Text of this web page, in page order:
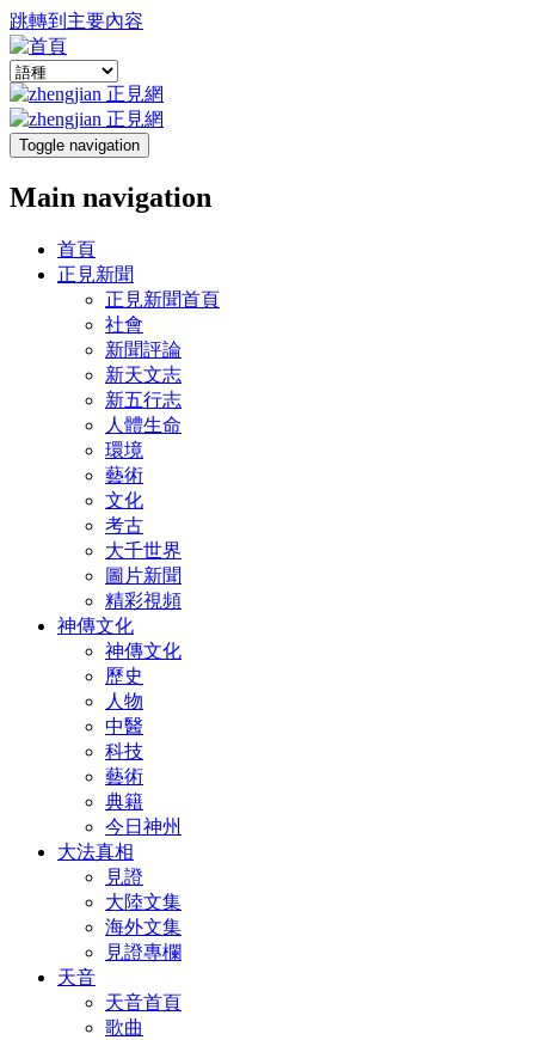
跳轉到主要內容
Toggle navigation
Main navigation
首頁
正見新聞
正見新聞首頁
社會
新聞評論
新天文志
新五行志
人體生命
環境
藝術
文化
考古
大千世界
圖片新聞
精彩視頻
神傳文化
神傳文化
歷史
人物
中醫
科技
藝術
典籍
今日神州
大法真相
見證
大陸文集
海外文集
見證專欄
天音
天音首頁
歌曲